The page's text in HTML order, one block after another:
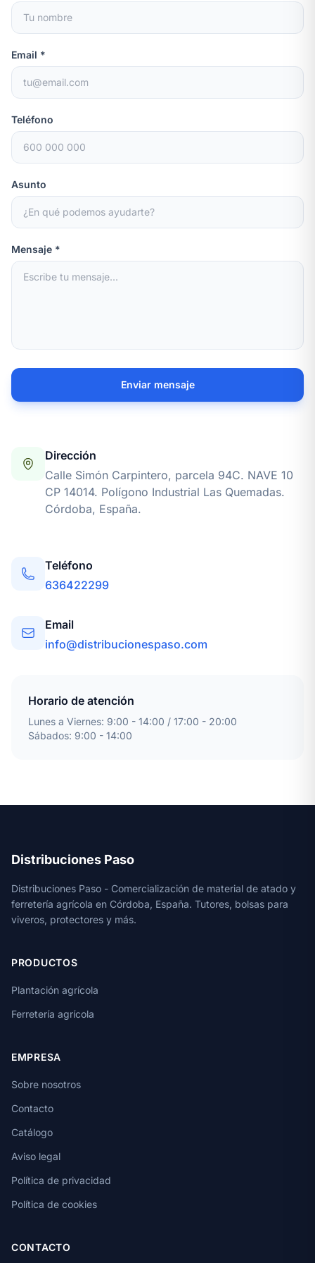
Email *
Teléfono
Asunto
Mensaje *
Enviar mensaje
Dirección
Calle Simón Carpintero, parcela 94C. NAVE 10
CP 14014. Polígono Industrial Las Quemadas.
Córdoba, España.
Teléfono
636422299
Email
info@distribucionespaso.com
Horario de atención
Lunes a Viernes: 9:00 - 14:00 / 17:00 - 20:00
Sábados: 9:00 - 14:00
Distribuciones Paso
Distribuciones Paso - Comercialización de material de atado y
ferretería agrícola en Córdoba, España. Tutores, bolsas para
viveros, protectores y más.
PRODUCTOS
Plantación agrícola
Ferretería agrícola
EMPRESA
Sobre nosotros
Contacto
Catálogo
Aviso legal
Política de privacidad
Política de cookies
CONTACTO